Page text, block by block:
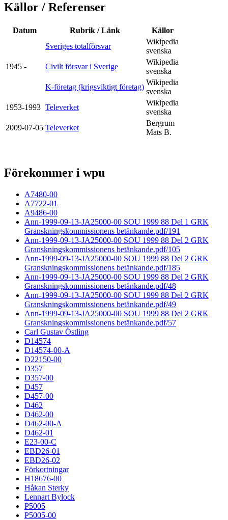
Källor / Referenser
Datum Rubrik / Länk
Källor
Sveriges totalförsvar
Wikipedia
svenska
1945 -
Civilt försvar i Sverige
Wikipedia
svenska
K-företag (krigsviktigt företag)
Wikipedia
svenska
1953-1993 Televerket
Wikipedia
svenska
2009-07-05 Televerket
Bergrum
Mats B.
Förekommer i wpu
A7480-00
A7722-01
A9486-00
Ann-1999-09-13-JA25000-00 SOU 1999 88 Del 1 GRK
Granskningskommissionens betänkande.pdf/191
Ann-1999-09-13-JA25000-00 SOU 1999 88 Del 2 GRK
Granskningskommissionens betänkande.pdf/105
Ann-1999-09-13-JA25000-00 SOU 1999 88 Del 2 GRK
Granskningskommissionens betänkande.pdf/185
Ann-1999-09-13-JA25000-00 SOU 1999 88 Del 2 GRK
Granskningskommissionens betänkande.pdf/48
Ann-1999-09-13-JA25000-00 SOU 1999 88 Del 2 GRK
Granskningskommissionens betänkande.pdf/49
Ann-1999-09-13-JA25000-00 SOU 1999 88 Del 2 GRK
Granskningskommissionens betänkande.pdf/57
Carl Gustav Östling
D14574
D14574-00-A
D22150-00
D357
D357-00
D457
D457-00
D462
D462-00
D462-00-A
D462-01
E23-00-C
EBD26-01
EBD26-02
Förkortningar
H18676-00
Håkan Sterky
Lennart Bylock
P5005
P5005-00